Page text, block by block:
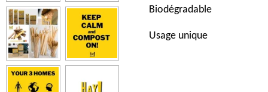
Biodégradable
Usage unique